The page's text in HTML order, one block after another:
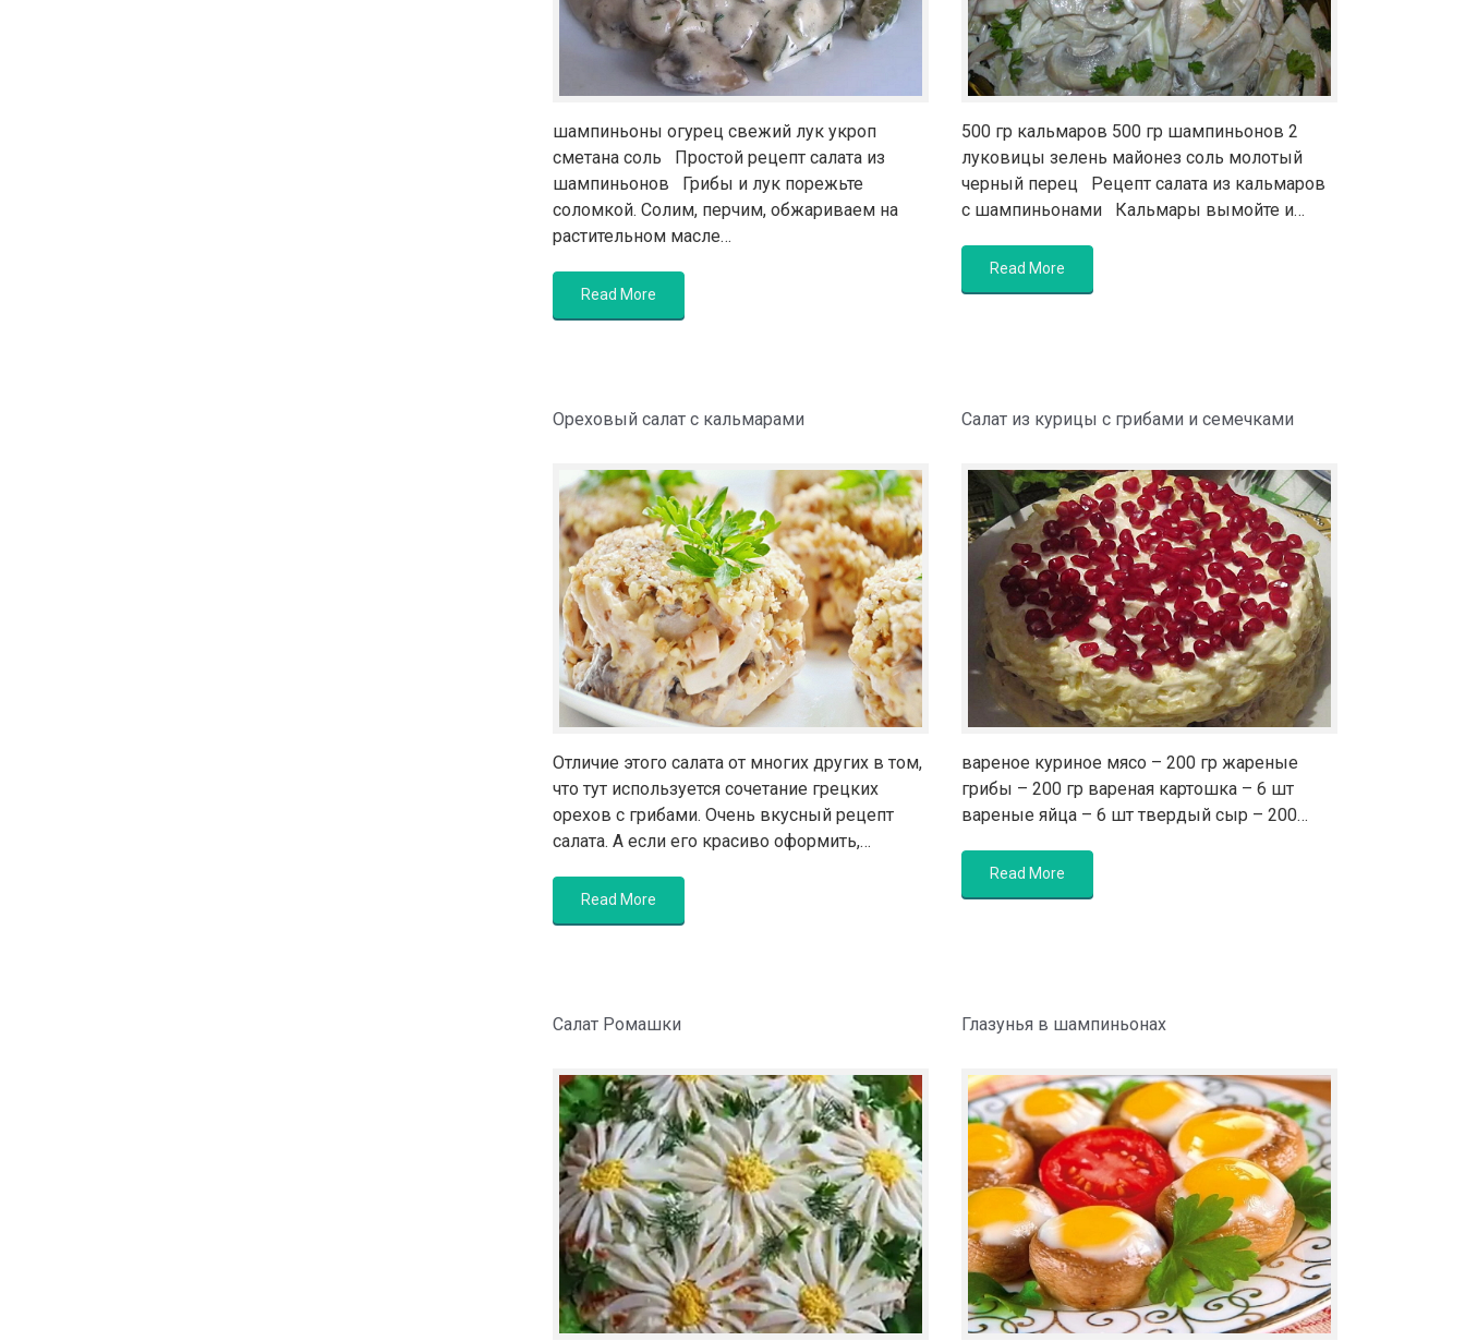
шампиньоны огурец свежий лук укроп
сметана соль Простой рецепт салата из
шампиньонов Грибы и лук порежьте
соломкой. Солим, перчим, обжариваем на
растительном масле…
Read More
500 гр кальмаров 500 гр шампиньонов 2
луковицы зелень майонез соль молотый
черный перец Рецепт салата из кальмаров
с шампиньонами Кальмары вымойте и…
Read More
Ореховый салат с кальмарами
Отличие этого салата от многих других в том,
что тут используется сочетание грецких
орехов с грибами. Очень вкусный рецепт
салата. А если его красиво оформить,…
Read More
Салат из курицы с грибами и семечками
вареное куриное мясо – 200 гр жареные
грибы – 200 гр вареная картошка – 6 шт
вареные яйца – 6 шт твердый сыр – 200…
Read More
Салат Ромашки Глазунья в шампиньонах